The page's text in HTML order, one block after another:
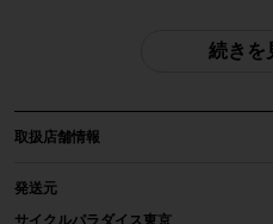
年式
2022~2023年
続きを
取扱店舗情報
発送元
サイクルパラダイス東京